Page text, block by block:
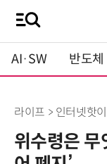
AI·SW 반도체
라이프 > 인터넷핫
위수령은 무